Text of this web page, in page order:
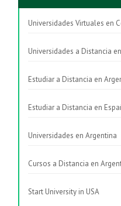
Universidades Virtuales en
Universidades a Distancia
Estudiar a Distancia en
Estudiar a Distancia en
Universidades en Argentina
Cursos a Distancia en
Start University in USA